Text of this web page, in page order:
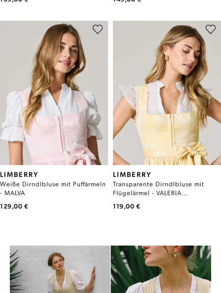
LIMBERRY
Weiße Dirndlbluse mit Puffärmeln
- MALVA
129,00 €
LIMBERRY
Transparente Dirndlbluse mit
Flügelärmel - VALERIA
119,00 €